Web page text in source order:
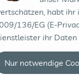
und haltbar
habt
136/EG (E-
ihr
Nur notwendige